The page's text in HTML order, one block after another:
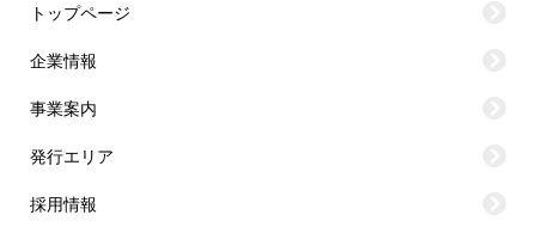
トップページ
企業情報
事業案内
発行エリア
採用情報